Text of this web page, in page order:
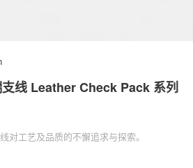
线 Leather Check Pack 系列
对工艺及品质的不懈追求与探索。